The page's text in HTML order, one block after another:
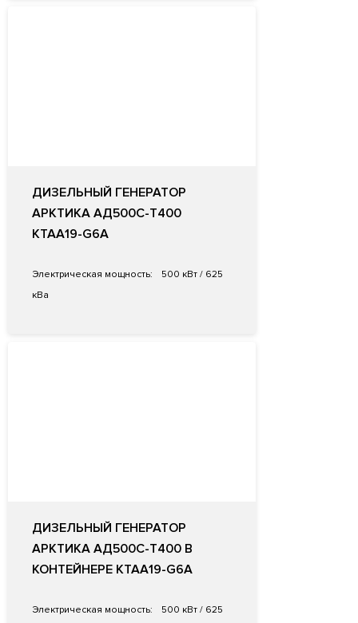
ДИЗЕЛЬНЫЙ ГЕНЕРАТОР
АРКТИКА АД500С-Т400
KTAA19-G6A
Электрическая мощность:
500 кВт / 625
кВа
ДИЗЕЛЬНЫЙ ГЕНЕРАТОР
АРКТИКА АД500С-Т400 В
КОНТЕЙНЕРЕ KTAA19-G6A
Электрическая мощность: 500 кВт / 625